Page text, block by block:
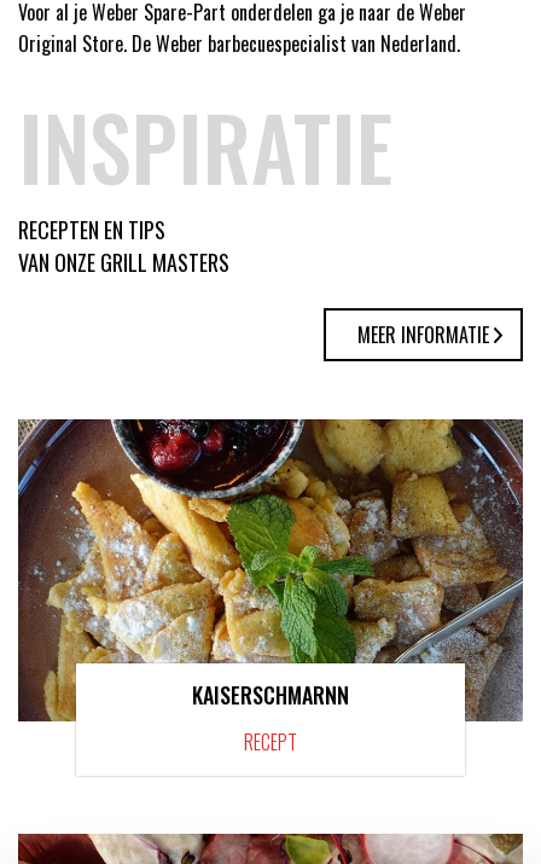
Voor al je Weber Spare-Part onderdelen ga je naar de Weber
Original Store. De Weber barbecuespecialist van Nederland.
INSPIRATIE
RECEPTEN EN TIPS
VAN ONZE GRILL MASTERS
MEER INFORMATIE
KAISERSCHMARNN
RECEPT